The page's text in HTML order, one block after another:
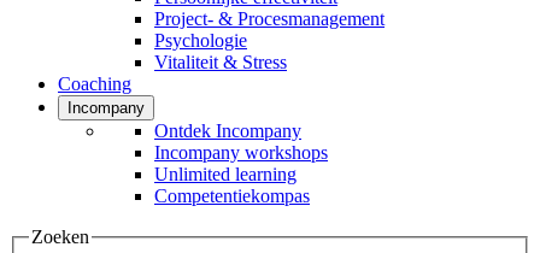
Project- & Procesmanagement
Psychologie
Vitaliteit & Stress
Coaching
Incompany
Ontdek Incompany
Incompany workshops
Unlimited learning
Competentiekompas
Zoeken